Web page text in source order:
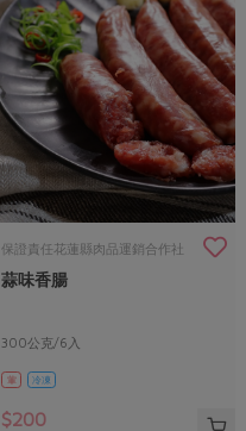
保證責任花蓮縣肉品運銷合作社
蒜味香腸
300公克/6入
葷 冷凍
$200